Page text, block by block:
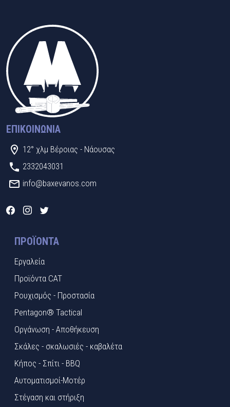
ΕΠΙΚΟΙΝΩΝΊΑ
12° χλμ Βέροιας - Νάουσας
2332043031
info@baxevanos.com
ΠΡΟΪΌΝΤΑ
Εργαλεία
Προϊόντα CAT
Ρουχισμός - Προστασία
Pentagon® Tactical
Οργάνωση - Αποθήκευση
Σκάλες - σκαλωσιές - καβαλέτα
Κήπος - Σπίτι - BBQ
Αυτοματισμοί-Μοτέρ
Στέγαση και στήριξη